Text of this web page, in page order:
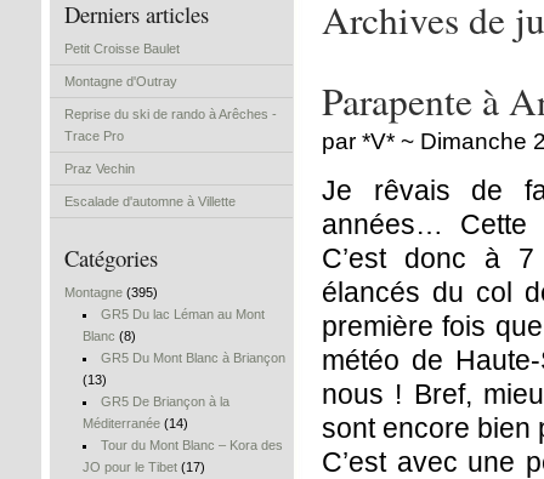
Derniers articles
Petit Croisse Baulet
Montagne d'Outray
Reprise du ski de rando à Arêches -
Trace Pro
Praz Vechin
Escalade d'automne à Villette
Catégories
Montagne (395)
GR5 Du lac Léman au Mont
Blanc (8)
GR5 Du Mont Blanc à Briançon
(13)
GR5 De Briançon à la
Méditerranée (14)
Tour du Mont Blanc – Kora des
JO pour le Tibet (17)
Archives de
Parapente à
par *V* ~ Dimanche
Je rêvais de
années… Cette
C’est donc à
élancés du col
première fois
météo de
nous ! Bref,
sont encore bien
C’est avec une